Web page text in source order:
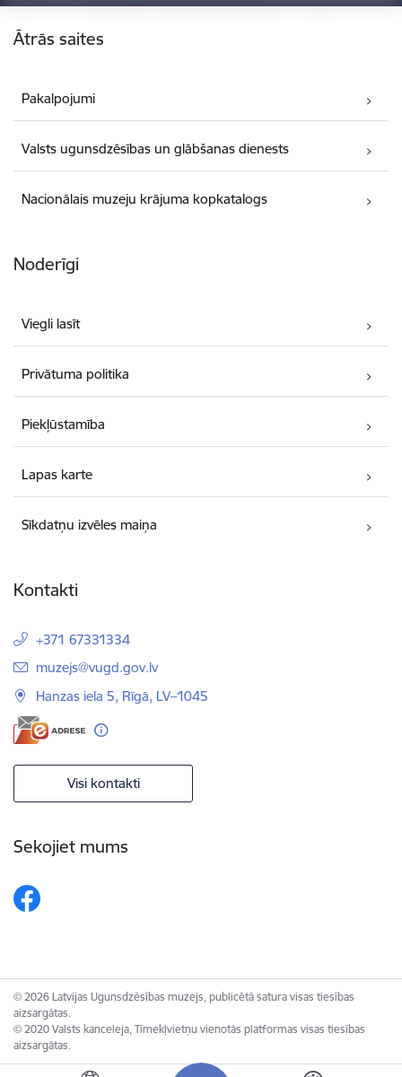
Ātrās saites
Pakalpojumi
Valsts ugunsdzēsības un glābšanas dienests
Nacionālais muzeju krājuma kopkatalogs
Noderīgi
Viegli lasīt
Privātuma politika
Piekļūstamība
Lapas karte
Sīkdatņu izvēles maiņa
Kontakti
+371 67331334
E-pasts:
muzejs@vugd.gov.lv
Hanzas iela 5, Rīgā, LV–1045
Visi kontakti
Sekojiet mums
© 2026 Latvijas Ugunsdzēsības muzejs, publicētā satura visas tiesības
aizsargātas.
© 2020 Valsts kanceleja, Tīmekļvietņu vienotās platformas visas tiesības
aizsargātas.